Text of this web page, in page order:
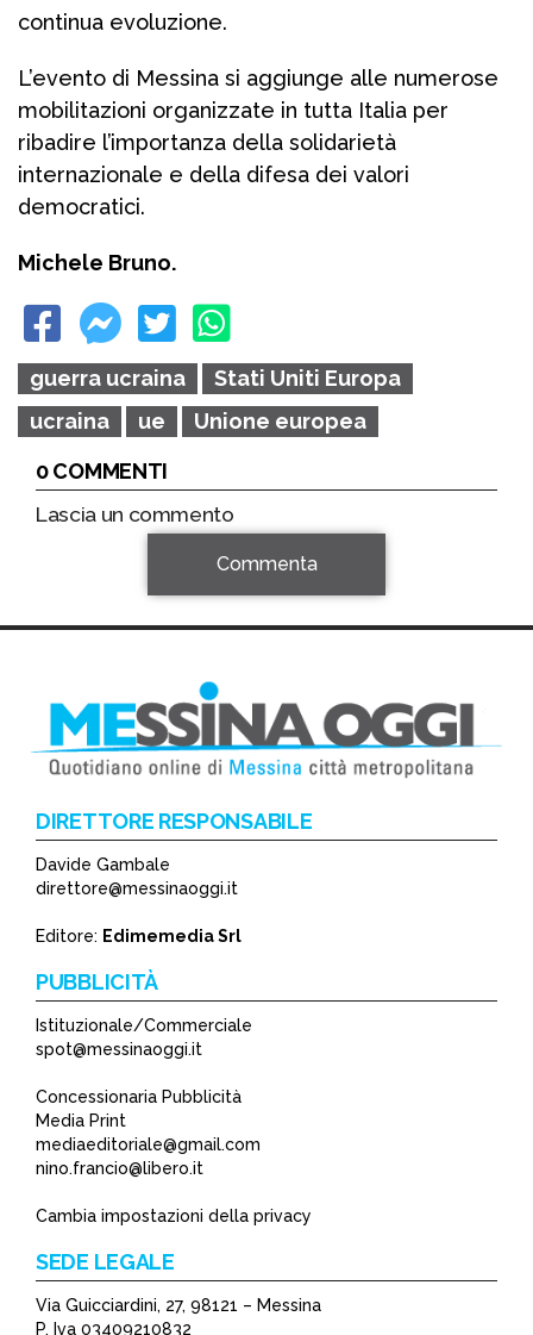
continua evoluzione.
L’evento di Messina si aggiunge alle numerose
mobilitazioni organizzate in tutta Italia per
ribadire l’importanza della solidarietà
internazionale e della difesa dei valori
democratici.
Michele Bruno.
guerra ucraina
Stati Uniti Europa
ucraina
ue
Unione europea
0 COMMENTI
Lascia un commento
*
Commenta
DIRETTORE RESPONSABILE
Davide Gambale
direttore@messinaoggi.it
Editore: Edimemedia Srl
PUBBLICITÀ
Istituzionale/Commerciale
spot@messinaoggi.it
Concessionaria Pubblicità
Media Print
mediaeditoriale@gmail.com
nino.francio@libero.it
Cambia impostazioni della privacy
SEDE LEGALE
Via Guicciardini, 27, 98121 – Messina
P. Iva 03409210832